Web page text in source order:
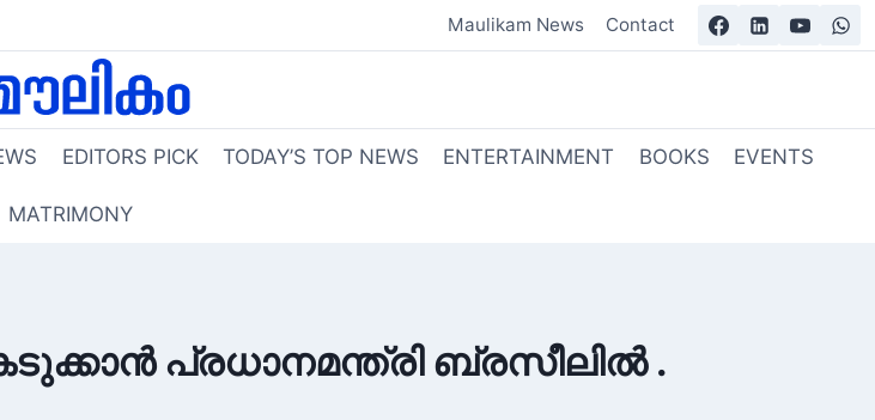
Maulikam News Contact
EDITORS PICK TODAY’S TOP NEWS ENTERTAINMENT BOOKS EVENTS
MATRIMONY
പ്രധാനമന്ത്രി ബ്രസീലിൽ .